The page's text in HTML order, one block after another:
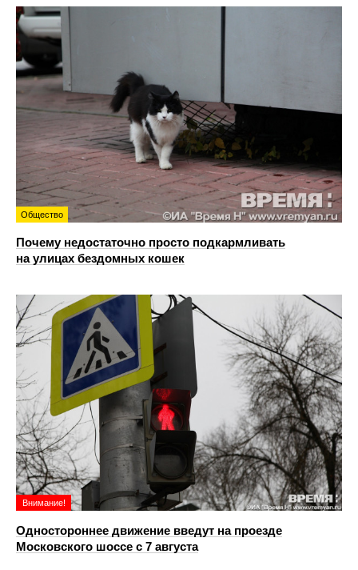
Общество
Почему недостаточно просто подкармливать
на улицах бездомных кошек
Внимание!
Одностороннее движение введут на проезде
Московского шоссе с 7 августа